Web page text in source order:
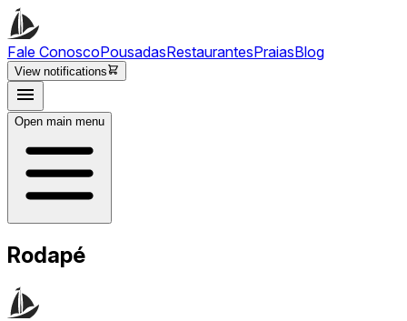
Fale ConoscoPousadasRestaurantesPraiasBlog
View notifications
Open main menu
Rodapé